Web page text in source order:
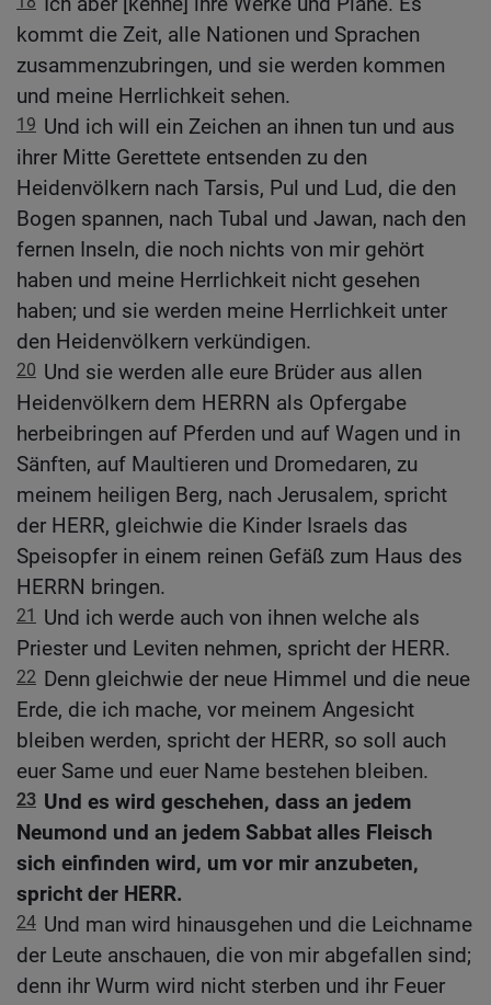
kommt die Zeit, alle Nationen und Sprachen
zusammenzubringen, und sie werden kommen
und meine Herrlichkeit sehen.
19 Und ich will ein Zeichen an ihnen tun und aus
ihrer Mitte Gerettete entsenden zu den
Heidenvölkern nach Tarsis, Pul und Lud, die den
Bogen spannen, nach Tubal und Jawan, nach den
fernen Inseln, die noch nichts von mir gehört
haben und meine Herrlichkeit nicht gesehen
haben; und sie werden meine Herrlichkeit unter
den Heidenvölkern verkündigen.
20 Und sie werden alle eure Brüder aus allen
Heidenvölkern dem HERRN als Opfergabe
herbeibringen auf Pferden und auf Wagen und in
Sänften, auf Maultieren und Dromedaren, zu
meinem heiligen Berg, nach Jerusalem, spricht
der HERR, gleichwie die Kinder Israels das
Speisopfer in einem reinen Gefäß zum Haus des
HERRN bringen.
21 Und ich werde auch von ihnen welche als
Priester und Leviten nehmen, spricht der HERR.
22 Denn gleichwie der neue Himmel und die neue
Erde, die ich mache, vor meinem Angesicht
bleiben werden, spricht der HERR, so soll auch
euer Same und euer Name bestehen bleiben.
23 Und es wird geschehen, dass an jedem
Neumond und an jedem Sabbat alles Fleisch
sich einfinden wird, um vor mir anzubeten,
spricht der HERR.
24 Und man wird hinausgehen und die Leichname
der Leute anschauen, die von mir abgefallen sind;
denn ihr Wurm wird nicht sterben und ihr Feuer